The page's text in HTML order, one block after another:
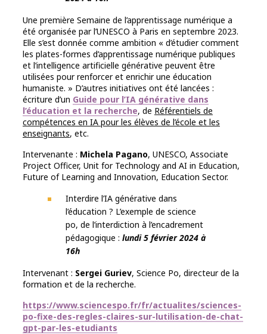
Une première Semaine de l’apprentissage numérique a
été organisée par l’UNESCO à Paris en septembre 2023.
Elle s’est donnée comme ambition « d’étudier comment
les plates-formes d’apprentissage numérique publiques
et l’intelligence artificielle générative peuvent être
utilisées pour renforcer et enrichir une éducation
humaniste. » D’autres initiatives ont été lancées :
écriture d’un Guide pour l’IA générative dans
l’éducation et la recherche, de Référentiels de
compétences en IA pour les élèves de l’école et les
enseignants, etc.
Intervenante : Michela Pagano, UNESCO, Associate
Project Officer, Unit for Technology and AI in Education,
Future of Learning and Innovation, Education Sector.
Interdire l’IA générative dans
l’éducation ? L’exemple de science
po, de l’interdiction à l’encadrement
pédagogique : lundi 5 février 2024 à
16h
Intervenant : Sergei Guriev, Science Po, directeur de la
formation et de la recherche.
https://www.sciencespo.fr/fr/actualites/sciences-
po-fixe-des-regles-claires-sur-lutilisation-de-chat-
gpt-par-les-etudiants